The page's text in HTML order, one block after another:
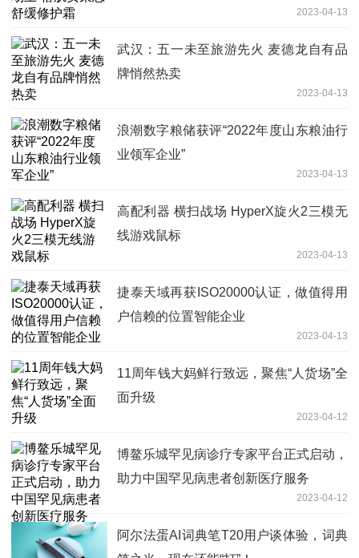
2023-04-13
武汉：五一未至旅游先火 麦德龙自有品
牌悄然热卖
2023-04-13
浪潮数字粮储获评“2022年度山东粮油行
业领军企业”
2023-04-13
高配利器 横扫战场 HyperX旋火2三模无
线游戏鼠标
2023-04-13
捷泰天域再获ISO20000认证，做值得用
户信赖的位置智能企业
2023-04-13
11周年钱大妈鲜行致远，聚焦“人货场”全
面升级
2023-04-12
博鳌乐城罕见病诊疗专家平台正式启动，
助力中国罕见病患者创新医疗服务
2023-04-12
阿尔法蛋AI词典笔T20用户谈体验，词典